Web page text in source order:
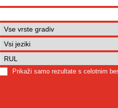
Prikaži samo rezultate s celotnim